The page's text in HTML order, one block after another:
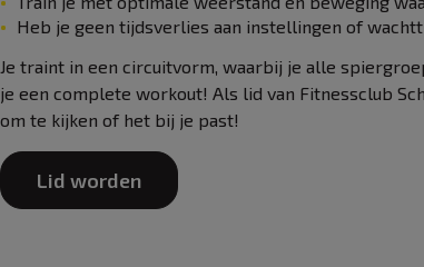
Heb je geen tijdsverlies aan instellingen of
Je traint in een circuitvorm, waarbij je alle
je een complete workout! Als lid van Fitnessclub
om te kijken of het bij je past!
Lid worden